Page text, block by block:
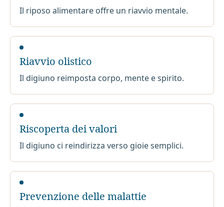
Il riposo alimentare offre un riavvio mentale.
Riavvio olistico
Il digiuno reimposta corpo, mente e spirito.
Riscoperta dei valori
Il digiuno ci reindirizza verso gioie semplici.
Prevenzione delle malattie